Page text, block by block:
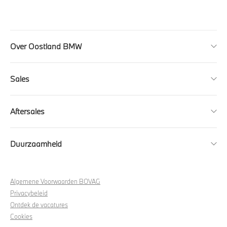
Over Oostland BMW
Sales
Aftersales
Duurzaamheid
Algemene Voorwaarden BOVAG
Privacybeleid
Ontdek de vacatures
Cookies